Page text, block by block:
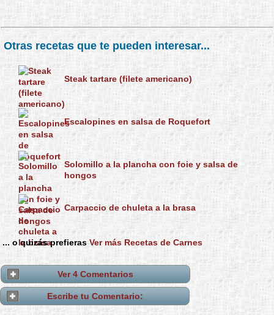
Otras recetas que te pueden interesar...
Steak tartare (filete americano)
Escalopines en salsa de Roquefort
Solomillo a la plancha con foie y salsa de
hongos
Carpaccio de chuleta a la brasa
... o quizás prefieras Ver más Recetas de Carnes
Ver 4 Comentarios
Escribe tu Comentario: